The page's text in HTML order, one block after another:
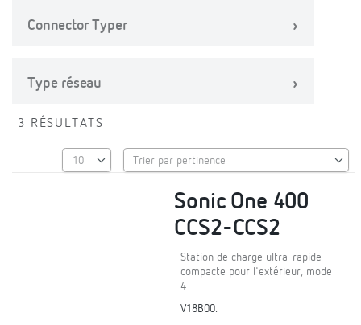
Connector Typer
Type réseau
3 RÉSULTATS
Sonic One 400
CCS2-CCS2
Station de charge ultra-rapide
compacte pour l'extérieur, mode
4
V18B00.